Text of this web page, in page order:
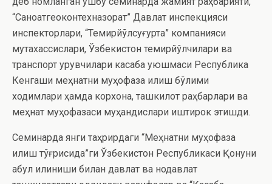
“Саноатгеоконтехназорат” Давлат инспекцияси
инспекторлари, “Темирйўлсуғурта” компанияси
мутахассислари, Ўзбекистон темирйўлчилари ва
транспорт қурувчилари касаба уюшмаси Республика
Кенгаши меҳнатни муҳофаза қилиш бўлими
ходимлари ҳамда корхона, ташкилот раҳбарлари ва
меҳнат муҳофазаси муҳандислари иштирок этишди.
Семинарда янги таҳрирдаги “Меҳнатни муҳофаза
қилиш тўғрисида”ги Ўзбекистон Республикаси Қонуни
қабул қилиниши билан давлат ва нодавлат